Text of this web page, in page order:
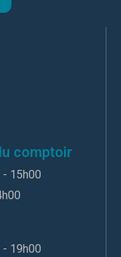
comptoir
15h00
19h00